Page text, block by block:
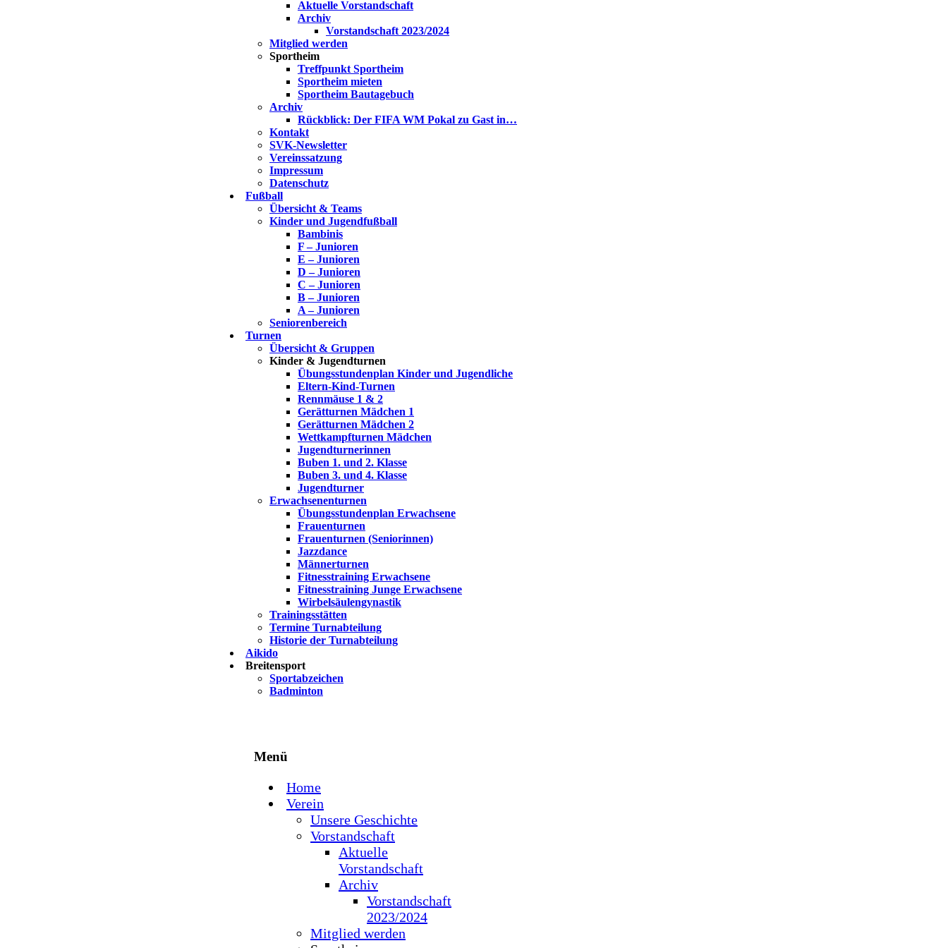
Aktuelle Vorstandschaft
Archiv
Vorstandschaft 2023/2024
Mitglied werden
Sportheim
Treffpunkt Sportheim
Sportheim mieten
Sportheim Bautagebuch
Archiv
Rückblick: Der FIFA WM Pokal zu Gast in…
Kontakt
SVK-Newsletter
Vereinssatzung
Impressum
Datenschutz
Fußball
Übersicht & Teams
Kinder und Jugendfußball
Bambinis
F – Junioren
E – Junioren
D – Junioren
C – Junioren
B – Junioren
A – Junioren
Seniorenbereich
Turnen
Übersicht & Gruppen
Kinder & Jugendturnen
Übungsstundenplan Kinder und Jugendliche
Eltern-Kind-Turnen
Rennmäuse 1 & 2
Gerätturnen Mädchen 1
Gerätturnen Mädchen 2
Wettkampfturnen Mädchen
Jugendturnerinnen
Buben 1. und 2. Klasse
Buben 3. und 4. Klasse
Jugendturner
Erwachsenenturnen
Übungsstundenplan Erwachsene
Frauenturnen
Frauenturnen (Seniorinnen)
Jazzdance
Männerturnen
Fitnesstraining Erwachsene
Fitnesstraining Junge Erwachsene
Wirbelsäulengynastik
Trainingsstätten
Termine Turnabteilung
Historie der Turnabteilung
Aikido
Breitensport
Sportabzeichen
Badminton
Menü
Home
Verein
Unsere Geschichte
Vorstandschaft
Aktuelle
Vorstandschaft
Archiv
Vorstandschaft
2023/2024
Mitglied werden